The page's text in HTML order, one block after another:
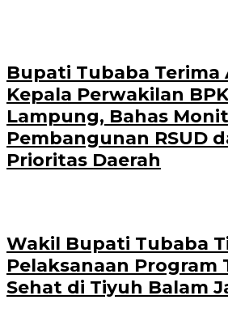
Bupati Tubaba Terima
Kepala Perwakilan
Lampung, Bahas
Pembangunan RSUD
Prioritas Daerah
Wakil Bupati Tubaba
Pelaksanaan Program
Sehat di Tiyuh Balam